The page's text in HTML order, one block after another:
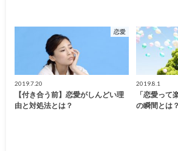
恋愛
2019.7.20
【付き合う前】恋愛がしんどい理
由と対処法とは？
2019.8.1
「恋愛って
の瞬間とは？